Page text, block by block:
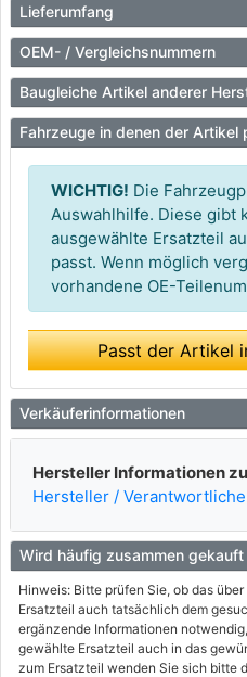
Lieferumfang
OEM- / Vergleichsnummern
Baugleiche Artikel anderer
Fahrzeuge in denen der Artikel
WICHTIG! Die
Auswahlhilfe. Diese gibt
ausgewählte Ersatzteil
passt. Wenn möglich
vorhandene OE-
Passt der Artikel
Verkäuferinformationen
Hersteller Informationen
Hersteller / Verantwortliche
Wird häufig zusammen gekauft
Hinweis: Bitte prüfen Sie, ob das
Ersatzteil auch tatsächlich dem
ergänzende Informationen
gewählte Ersatzteil auch in das
zum Ersatzteil wenden Sie sich bitte